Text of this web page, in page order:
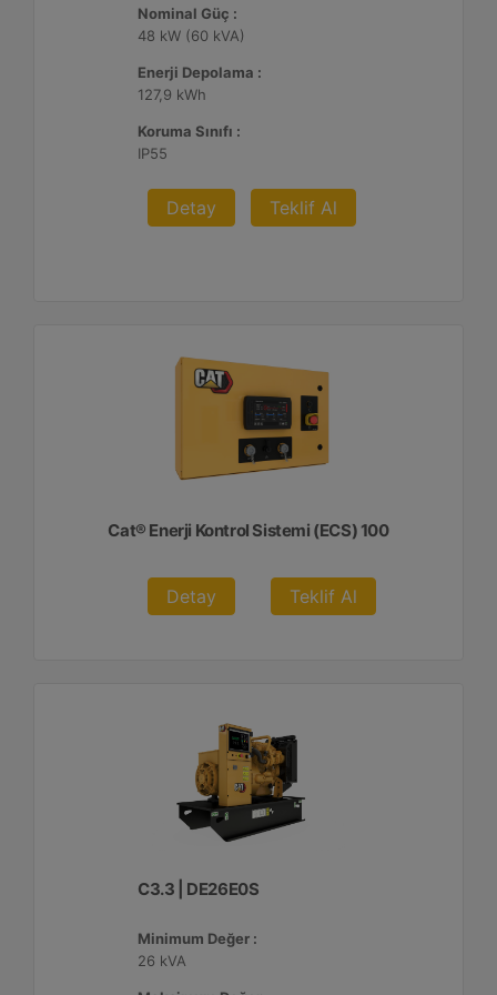
Nominal Güç :
48 kW (60 kVA)
Enerji Depolama :
127,9 kWh
Koruma Sınıfı :
IP55
Detay Teklif Al
Cat® Enerji Kontrol Sistemi (ECS) 100
Detay Teklif Al
C3.3 | DE26E0S
Minimum Değer :
26 kVA